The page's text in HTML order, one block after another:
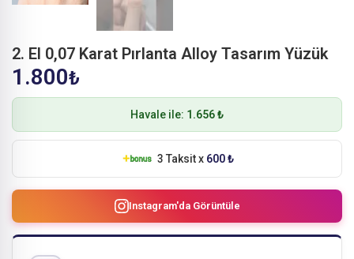
2. El 0,07 Karat Pırlanta Alloy Tasarım Yüzük
1.800₺
Havale ile: 1.656 ₺
3 Taksit x 600 ₺
Instagram'da Görüntüle